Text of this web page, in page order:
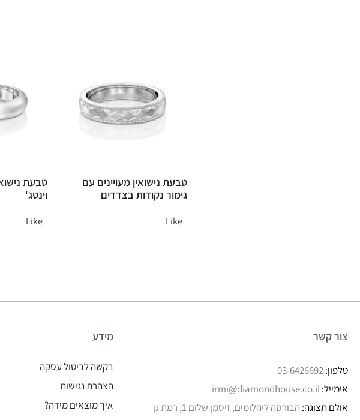
טבעת נישואין מעויינים עם
גימור נקודות בצדדים
Like
טבעת
וינטג'
Like
צור קשר
טלפון:03-6426692
אימייל:irmi@diamondhouse.co.il
אולם תצוגה: הבורסה ליהלומים, זיסמן שלום 1, רמת גן
מידע
בקשה לביטול עסקה
הצהרת נגישות
איך מוצאים מידה?